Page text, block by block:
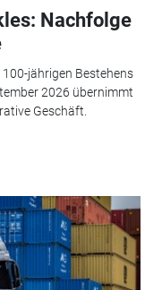
Nachfolge
jährigen Bestehens
2026 übernimmt
Geschäft.